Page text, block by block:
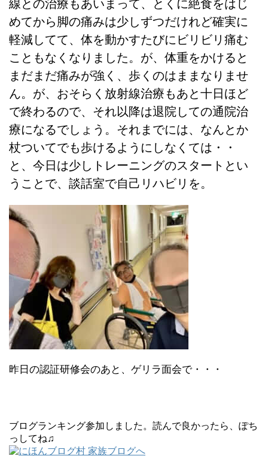
線との治療もあいまって、とくに絶食をはじ
めてから脚の痛みは少しずつだけれど確実に
軽減してて、体を動かすたびにビリビリ痛む
こともなくなりました。が、体重をかけると
まだまだ痛みが強く、歩くのはままなりませ
ん。が、おそらく放射線治療もあと十日ほど
で終わるので、それ以降は退院しての通院治
療になるでしょう。それまでには、なんとか
杖ついてでも歩けるようにしなくては・・
と、今日は少しトレーニングのスタートとい
うことで、談話室で自己リハビリを。
昨日の認証研修会のあと、ゲリラ面会で・・・
ブログランキング参加しました。読んで良かったら、ぽち
っしてね♫